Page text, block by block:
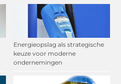
Energieopslag als strategische
keuze voor moderne
ondernemingen